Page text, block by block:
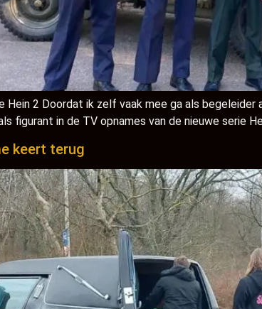
Hein 2 Doordat ik zelf vaak mee ga als
figurant in de TV opnames van de nieuwe serie
keert terug